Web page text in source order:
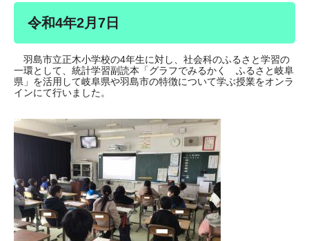
令和4年2月7日
羽島市立正木小学校の4年生に対し、社会科のふるさと学習の
一環として、統計学習副読本「グラフでみるかく ふるさと岐阜
県」を活用して岐阜県や羽島市の特徴について学ぶ授業をオンラ
インにて行いました。